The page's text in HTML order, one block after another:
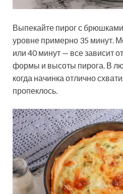
Выпекайте пирог с
уровне примерно 35 минут.
или 40 минут — все зависит
формы и высоты пирога. В
когда начинка отлично
пропеклось.